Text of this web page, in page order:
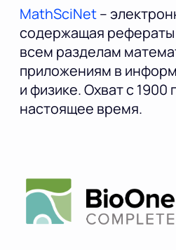
MathSciNet–
содержащая рефераты
всем разделам
приложениям в
и физике. Охват с 1900
настоящее время.